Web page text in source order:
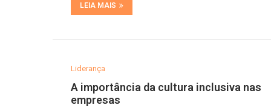
LEIA MAIS
Liderança
A importância da cultura inclusiva nas
empresas